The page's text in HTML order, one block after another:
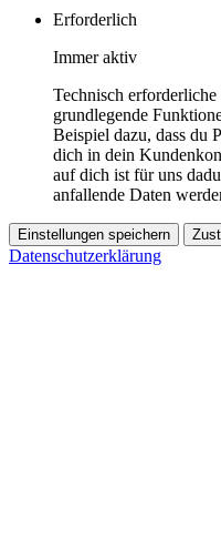
Erforderlich
Immer aktiv
Technisch
grundlegende
Beispiel dazu, dass du
dich in dein
auf dich ist für uns
anfallende Daten
Einstellungen speichern
Datenschutzerklärung